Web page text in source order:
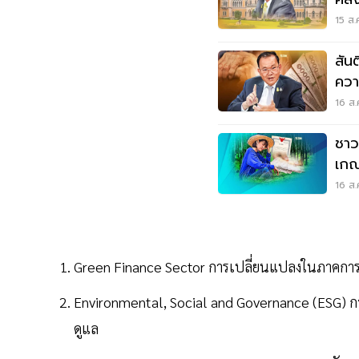
15 ส
สัน
คว
16 ส
ชา
เก
16 ส
Green Finance Sector การเปลี่ยนแปลงในภาคกา
Environmental, Social and Governance
ดูแล